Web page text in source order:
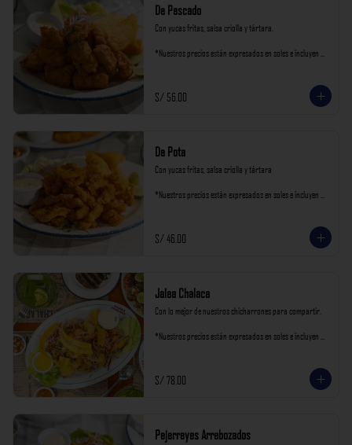
De Pescado
Con yucas fritas, salsa criolla y tártara.
*Nuestros precios están expresados en soles e incluyen
S/ 56.00
De Pota
Con yucas fritas, salsa criolla y tártara
*Nuestros precios están expresados en soles e incluyen
S/ 46.00
Jalea Chalaca
Con lo mejor de nuestros chicharrones para compartir.
*Nuestros precios están expresados en soles e incluyen
S/ 78.00
Pejerreyes Arrebozados